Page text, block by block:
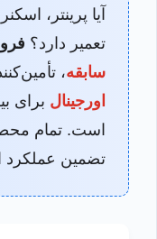
آیا پرینتر،
تعمیر دارد؟
سابقه،
اورجینال
است. تمام
تضمین عملکرد